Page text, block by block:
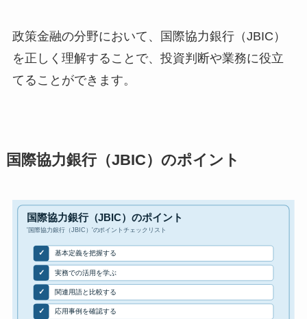
政策金融の分野において、国際協力銀行（JBIC）
を正しく理解することで、投資判断や業務に役立
てることができます。
国際協力銀行（JBIC）のポイント